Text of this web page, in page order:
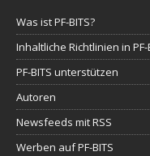
Was ist PF-BITS?
Inhaltliche Richtlinien in PF-
PF-BITS unterstützen
Autoren
Newsfeeds mit RSS
Werben auf PF-BITS